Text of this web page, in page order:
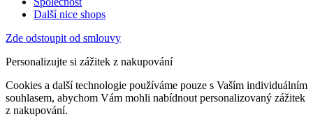
Další nice shops
Zde odstoupit od smlouvy
Personalizujte si zážitek z nakupování
Cookies a další technologie používáme pouze s Vaším individuálním
souhlasem, abychom Vám mohli nabídnout personalizovaný zážitek
z nakupování.